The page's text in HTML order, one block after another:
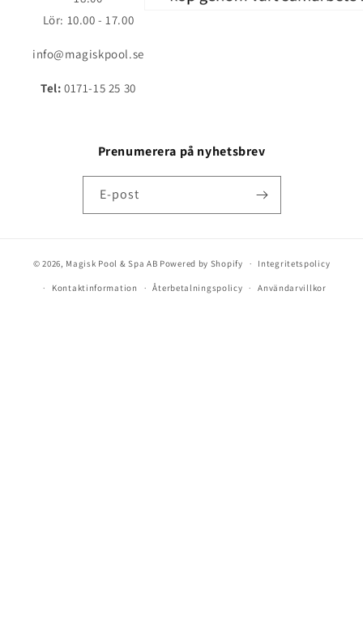
Lör: 10.00 - 17.00
info@magiskpool.se
Tel: 0171-15 25 30
Prenumerera på nyhetsbrev
E-post
© 2026, Magisk Pool & Spa AB Powered by Shopify Integritetspolicy
Kontaktinformation Återbetalningspolicy Användarvillkor